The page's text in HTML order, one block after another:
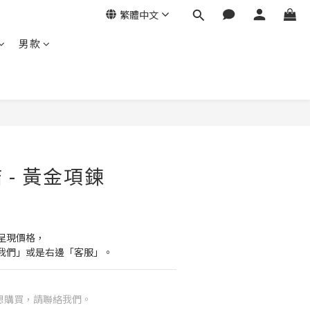
繁體中文
男款
- 黃金項鍊
現價格，
們」或是右邊「客服」。
購買，請聯絡我們。